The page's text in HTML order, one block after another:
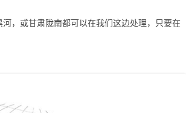
，或甘肃陇南都可以在我们这边处理，只要在